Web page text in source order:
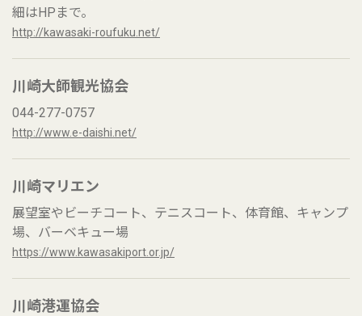
細はHPまで。
http://kawasaki-roufuku.net/
川崎大師観光協会
044-277-0757
http://www.e-daishi.net/
川崎マリエン
展望室やビーチコート、テニスコート、体育館、キャンプ
場、バーベキュー場
https://www.kawasakiport.or.jp/
川崎港運協会